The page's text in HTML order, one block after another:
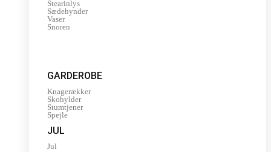
Stearinlys
Sædehynder
Vaser
Snoren
GARDEROBE
Knagerækker
Skohylder
Stumtjener
Spejle
JUL
Jul